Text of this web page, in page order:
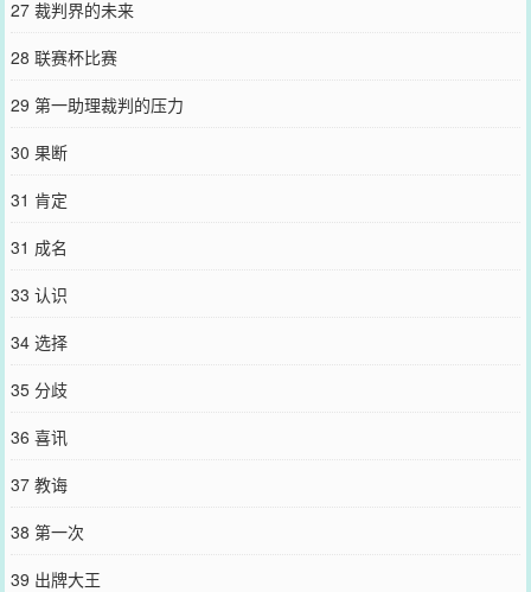
27 裁判界的未来
28 联赛杯比赛
29 第一助理裁判的压力
30 果断
31 肯定
31 成名
33 认识
34 选择
35 分歧
36 喜讯
37 教诲
38 第一次
39 出牌大王